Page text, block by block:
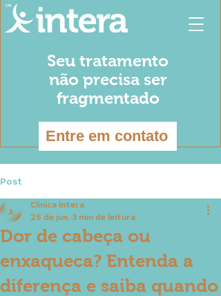
Seu tratamento
não precisa ser
fragmentado
Entre em contato
Post
Dor de cabeça ou
enxaqueca? Entenda a
diferença e saiba quando
Clinica Intera
25 de jun. 3 min de leitura